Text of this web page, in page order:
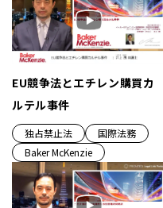
EU競争法とエチレン購買カ
ルテル事件
独占禁止法
国際法務
Baker McKenzie